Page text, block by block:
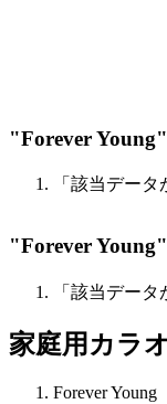
"Forever
「該当データ
"Forever
「該当データ
家庭用カラ
Forever Young